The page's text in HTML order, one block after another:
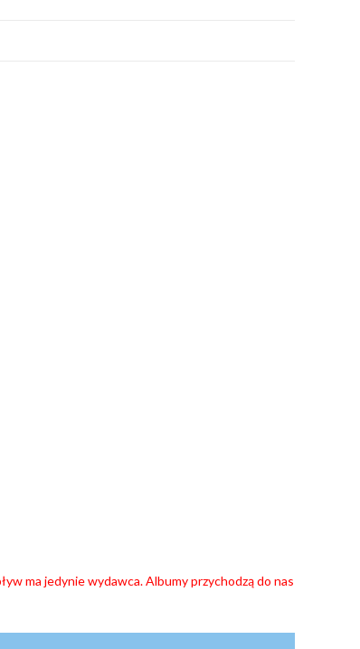
ma jedynie wydawca. Albumy przychodzą do nas